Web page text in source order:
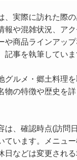
、実際に訪れた際の
報や混雑状況、ア
や商品ラインアッ
記事を執筆していま
グルメ・郷土料理
物の特徴や歴史を
は、確認時点(訪問
ています。メニュ
日などは変更され